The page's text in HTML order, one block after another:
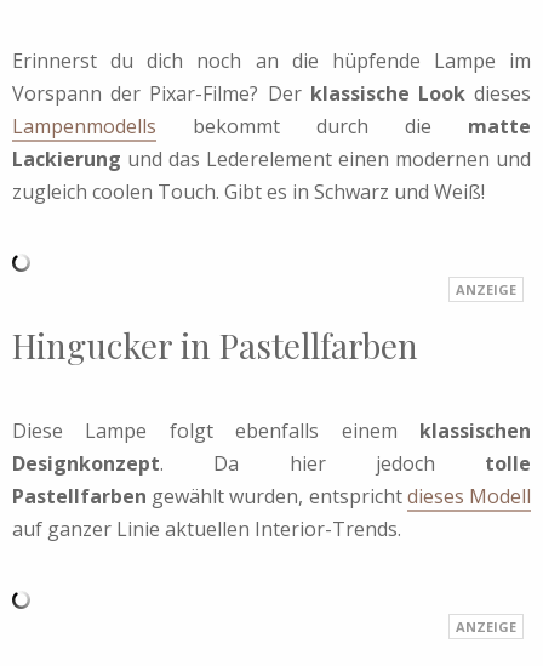
Erinnerst du dich noch an die hüpfende Lampe im
Vorspann der Pixar-Filme? Der klassische Lookdieses
Lampenmodells bekommt durch die matte
Lackierung und das Lederelement einen modernen und
zugleich coolen Touch. Gibt es in Schwarz und Weiß!
Hingucker in Pastellfarben
Diese Lampe folgt ebenfalls einem klassischen
Designkonzept. Da hier jedoch tolle
Pastellfarben gewählt wurden, entsprichtdieses Modell
auf ganzer Linie aktuellen Interior-Trends.